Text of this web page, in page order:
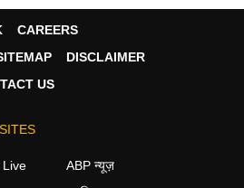
CAREERS
DISCLAIMER
US
Live
ABP न्यूज़